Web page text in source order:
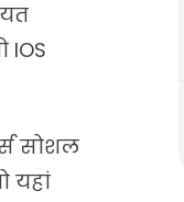
IOS
सोशल
यहां